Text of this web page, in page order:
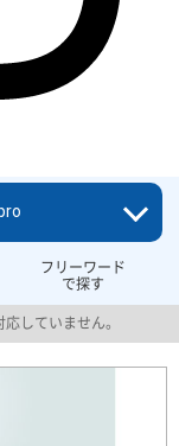
フリーワード
で探す
していません。